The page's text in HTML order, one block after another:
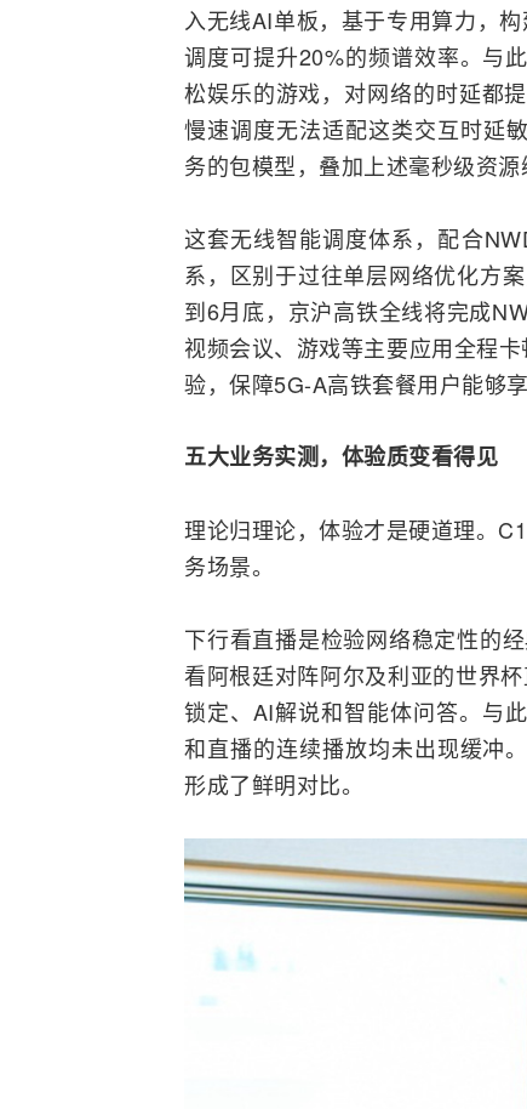
入无线AI单板，基于专用算力，
调度可提升20%的频谱效率。与
松娱乐的游戏，对网络的时延都
慢速调度无法适配这类交互时延
务的包模型，叠加上述毫秒级资
这套无线智能调度体系，配合
系，区别于过往单层网络优化方
到6月底，京沪高铁全线将完成
视频会议、游戏等主要应用全程
验，保障5G-A高铁套餐用户能够
五大业务实测，体验质变看得见
理论归理论，体验才是硬道理。
务场景。
下行看直播是检验网络稳定性的
看阿根廷对阵阿尔及利亚的世界
锁定、AI解说和智能体问答。与
和直播的连续播放均未出现缓冲
形成了鲜明对比。